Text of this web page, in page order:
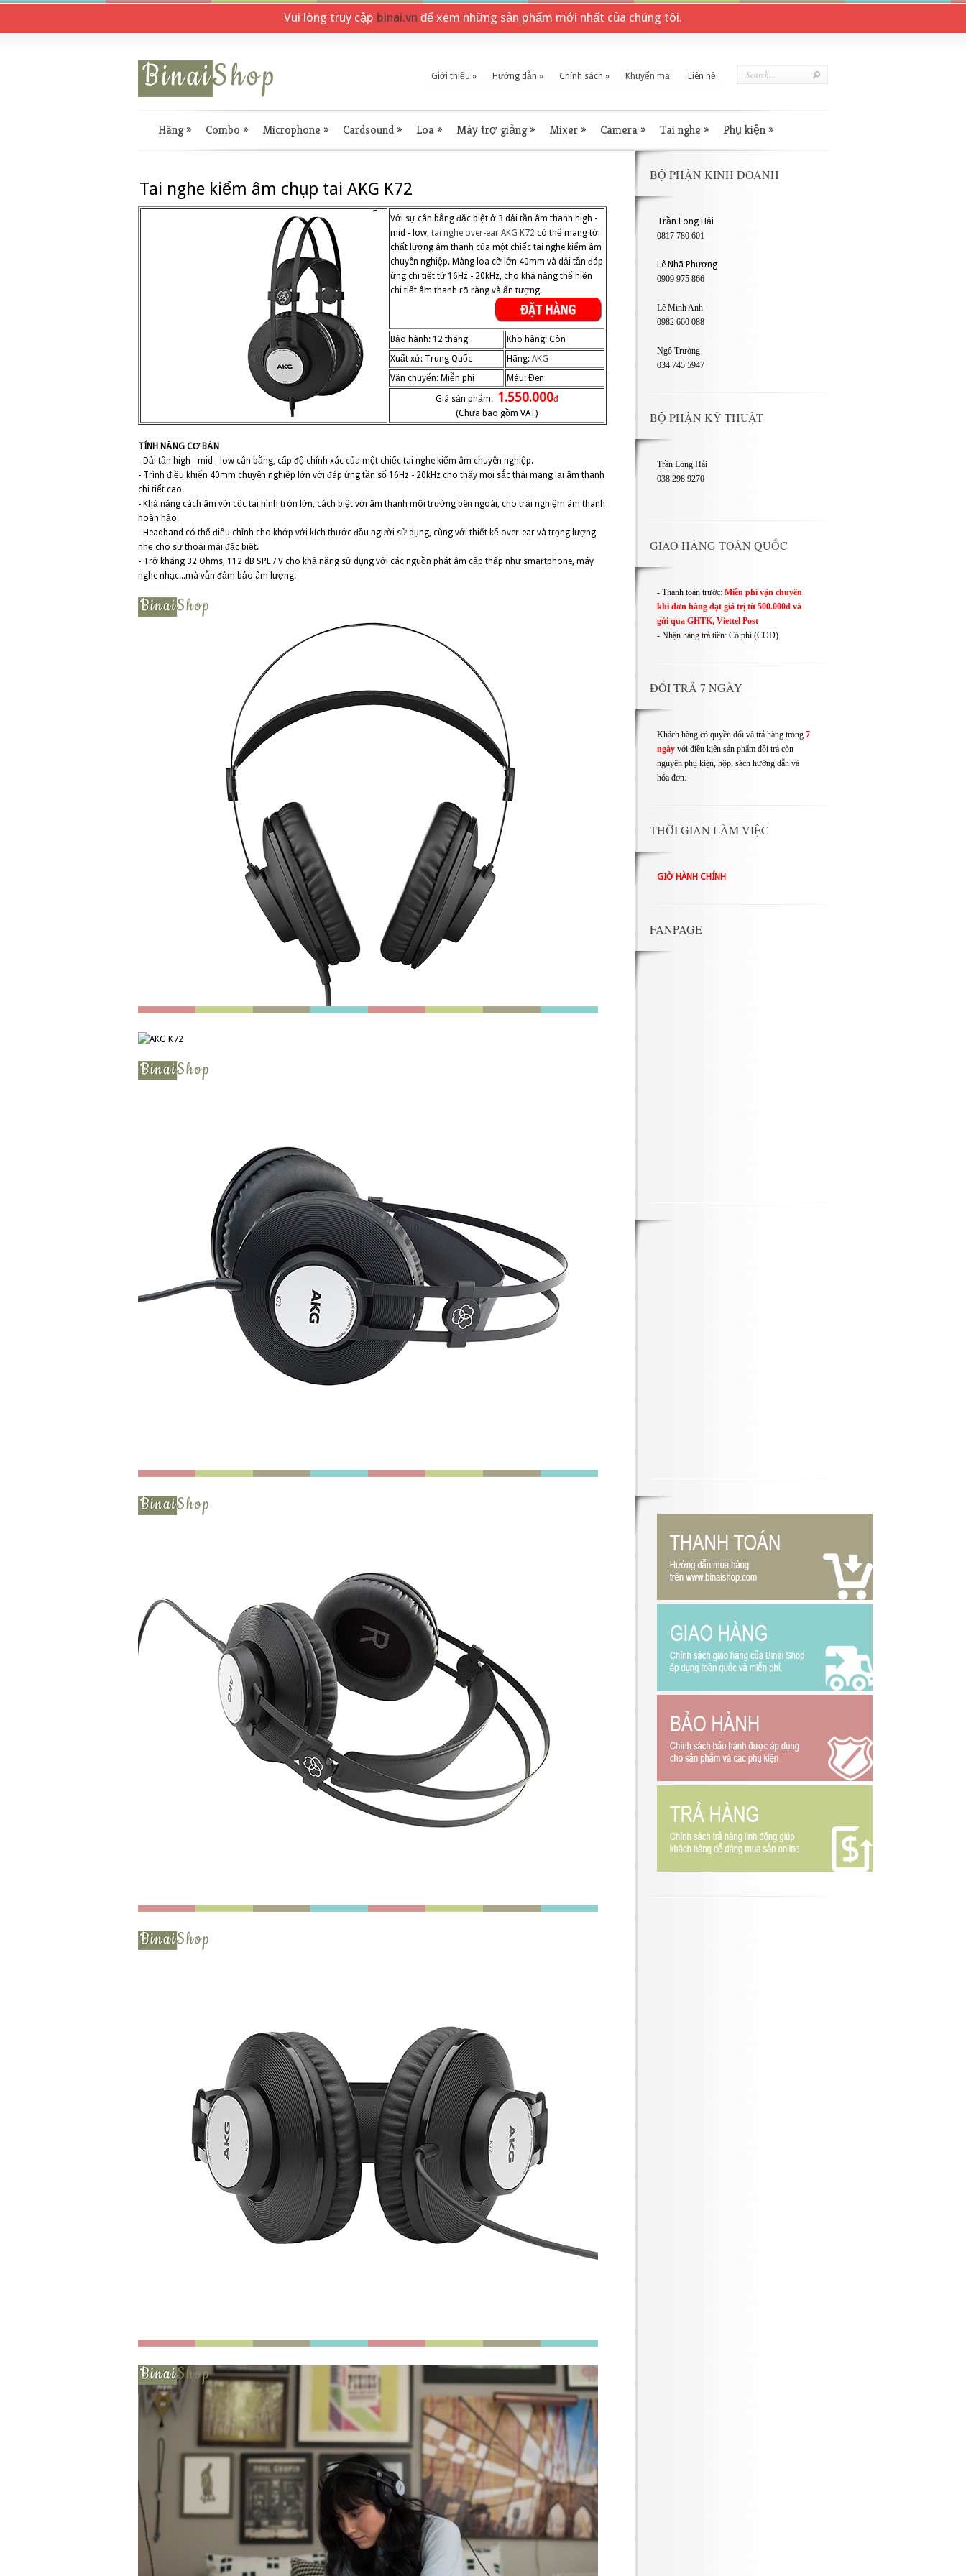
Vui lòng truy cập binai.vn để xem những sản phẩm mới nhất của chúng tôi.
Giới thiệu » Hướng dẫn » Chính sách » Khuyến mại Liên hệ
Hãng» Combo » Microphone » Cardsound» Loa» Máy trợ giảng» Mixer» Camera» Tai nghe » Phụ kiện»
Tai nghe kiểm âm chụp tai AKG K72
Với sự cân bằng đặc biệt ở 3 dải tần âm thanh high -
mid - low, tai nghe over-ear AKG K72 có thể mang tới
chất lượng âm thanh của một chiếc tai nghe kiểm âm
chuyên nghiệp. Màng loa cỡ lớn 40mm và dải tần đáp
ứng chi tiết từ 16Hz - 20kHz, cho khả năng thể hiện
chi tiết âm thanh rõ ràng và ấn tượng.
Bảo hành: 12 tháng
Kho hàng: Còn
Xuất xứ: Trung Quốc
Hãng: AKG
Vận chuyển: Miễn phí
Màu: Đen
Giá sản phẩm: 1.550.000đ
(Chưa bao gồm VAT)
TÍNH NĂNG CƠ BẢN
- Dải tần high - mid - low cân bằng, cấp độ chính xác của một chiếc tai nghe kiểm âm chuyên nghiệp.
- Trình điều khiển 40mm chuyên nghiệp lớn với đáp ứng tần số 16Hz - 20kHz cho thấy mọi sắc thái mang lại âm thanh
chi tiết cao.
- Khả năng cách âm với cốc tai hình tròn lớn, cách biệt với âm thanh môi trường bên ngoài, cho trải nghiệm âm thanh
hoàn hảo.
- Headband có thể điều chỉnh cho khớp với kích thước đầu người sử dụng, cùng với thiết kế over-ear và trọng lượng
nhẹ cho sự thoải mái đặc biệt.
- Trở kháng 32 Ohms, 112 dB SPL / V cho khả năng sử dụng với các nguồn phát âm cấp thấp như smartphone, máy
nghe nhạc...mà vẫn đảm bảo âm lượng.
BỘ PHẬN KINH DOANH
Trần Long Hải
0817 780 601
Lê Nhã Phương
0909 975 866
Lê Minh Anh
0982 660 088
Ngô Trường
034 745 5947
BỘ PHẬN KỸ THUẬT
Trần Long Hải
038 298 9270
GIAO HÀNG TOÀN QUỐC
- Thanh toán trước: Miễn phí vận chuyển
khi đơn hàng đạt giá trị từ 500.000đ và
gửi qua GHTK, Viettel Post
- Nhận hàng trả tiền: Có phí (COD)
ĐỔI TRẢ 7 NGÀY
Khách hàng có quyền đổi và trả hàng trong 7
ngày với điều kiện sản phẩm đổi trả còn
nguyên phụ kiện, hộp, sách hướng dẫn và
hóa đơn.
THỜI GIAN LÀM VIỆC
GIỜ HÀNH CHÍNH
FANPAGE